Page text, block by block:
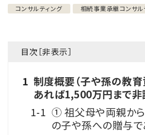
コンサルティング 相続事業承継コンサル
目次［非表示］
1 制度概要（子や孫の教
あれば1,500万円まで非
1-1 ① 祖⽗⺟や両親か
の⼦や孫への贈与で